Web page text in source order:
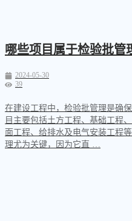
哪些项目属于检验批管
2024-05-30
39
在建设工程中，检验批管理是确
目主要包括土方工程、基础工程
面工程、给排水及电气安装工程
理尤为关键，因为它直 …